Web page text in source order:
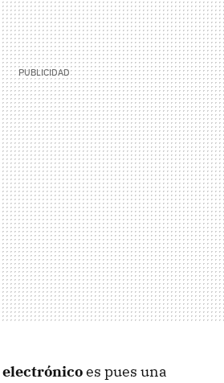
electrónicoes pues una